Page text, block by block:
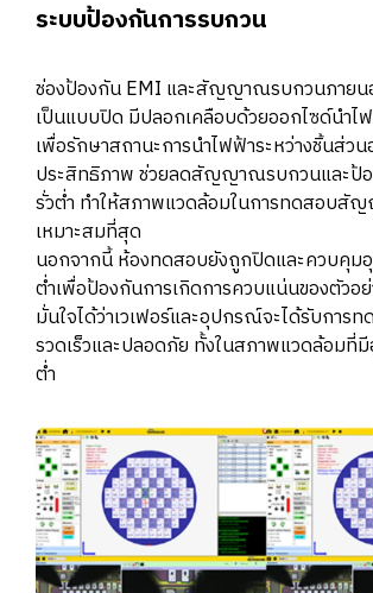
ระบบป้องกันการรบกวน
ช่องป้องกัน EMI และสัญญาณรบกวนภาย
เป็นแบบปิด มีปลอกเคลือบด้วยออกไซด์นำไ
เพื่อรักษาสถานะการนำไฟฟ้าระหว่างชิ้นส่วน
ประสิทธิภาพ ช่วยลดสัญญาณรบกวนและป้
รั่วต่ำ ทำให้สภาพแวดล้อมในการทดสอบ
เหมาะสมที่สุด
นอกจากนี้ ห้องทดสอบยังถูกปิดและควบคุ
ต่ำเพื่อป้องกันการเกิดการควบแน่นของตัวอ
มั่นใจได้ว่าเวเฟอร์และอุปกรณ์จะได้รับการท
รวดเร็วและปลอดภัย ทั้งในสภาพแวดล้อมที่
ต่ำ